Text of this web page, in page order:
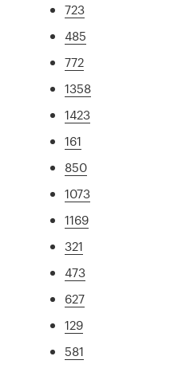
723
485
772
1358
1423
161
850
1073
1169
321
473
627
129
581